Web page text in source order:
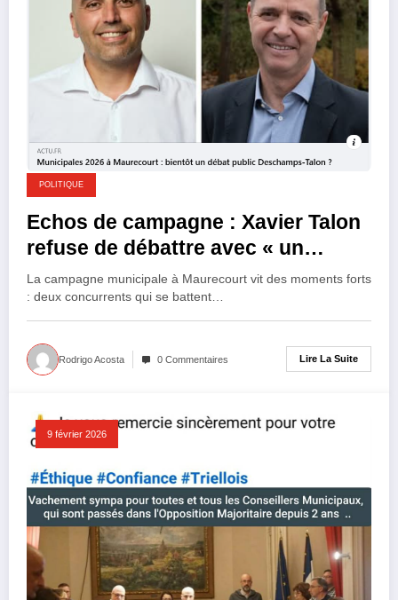
POLITIQUE
Echos de campagne : Xavier Talon
refuse de débattre avec « un
traitre » du bien vivre à Maurecourt
La campagne municipale à Maurecourt vit des moments forts
: deux concurrents qui se battent…
Rodrigo Acosta 0 Commentaires Lire La Suite
9 février 2026